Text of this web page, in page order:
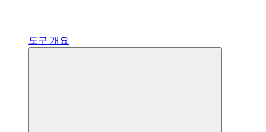
도구 개요